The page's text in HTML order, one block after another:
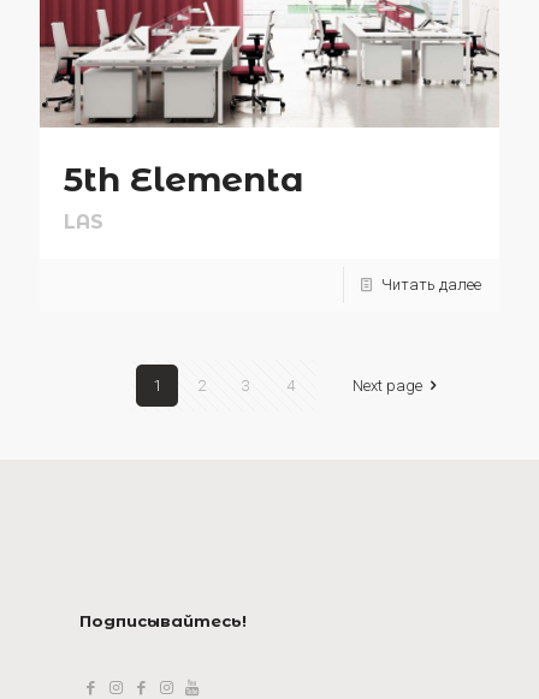
5th Elementa
LAS
Читать далее
1 2 3 4 Next page
Подписывайтесь!